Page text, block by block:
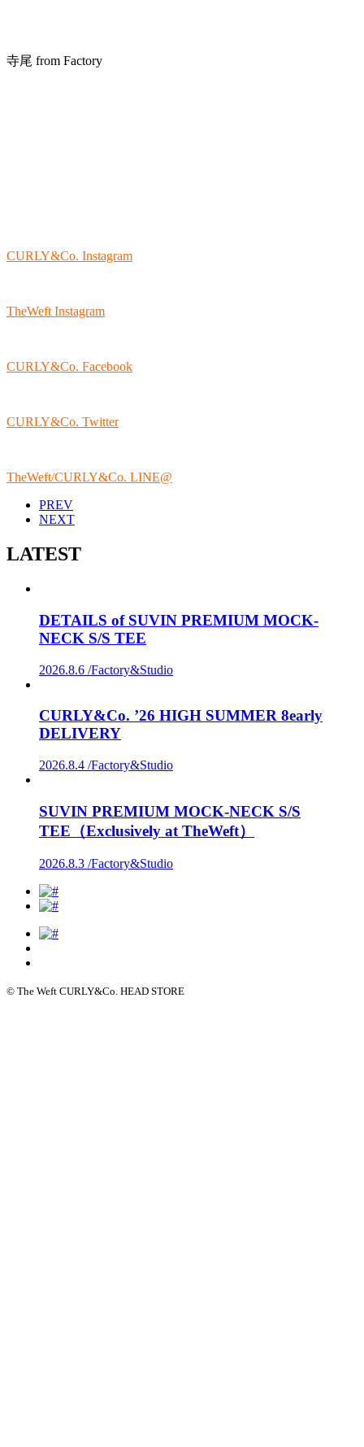
寺尾 from Factory
CURLY&Co. Instagram
TheWeft Instagram
CURLY&Co. Facebook
CURLY&Co. Twitter
TheWeft/CURLY&Co. LINE@
PREV
NEXT
LATEST
DETAILS of SUVIN PREMIUM MOCK-
NECK S/S TEE
2026.8.6 /Factory&Studio
CURLY&Co. ’26 HIGH SUMMER 8early
DELIVERY
2026.8.4 /Factory&Studio
SUVIN PREMIUM MOCK-NECK S/S
TEE（Exclusively at TheWeft）
2026.8.3 /Factory&Studio
© The Weft CURLY&Co. HEAD STORE